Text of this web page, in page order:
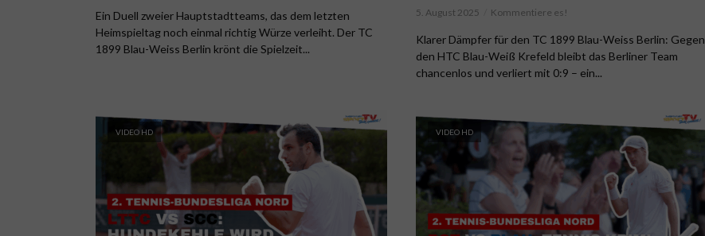
Ein Duell zweier Hauptstadtteams, das dem letzten
Heimspieltag noch einmal richtig Würze verleiht. Der TC
1899 Blau-Weiss Berlin krönt die Spielzeit...
5. August 2025 Kommentiere es!
Klarer Dämpfer für den TC 1899 Blau-Weiss Berlin: Gegen
den HTC Blau-Weiß Krefeld bleibt das Berliner Team
chancenlos und verliert mit 0:9 – ein...
VIDEO HD VIDEO HD